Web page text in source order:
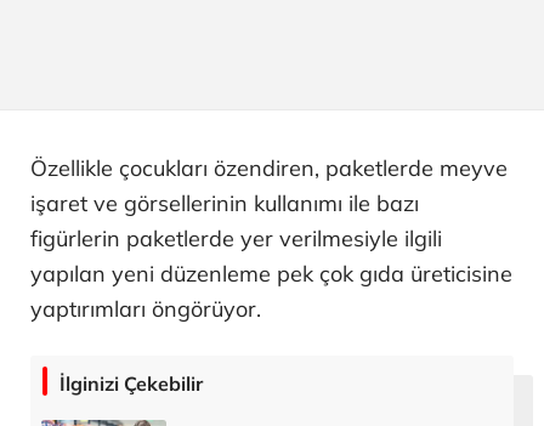
Özellikle çocukları özendiren, paketlerde meyve
işaret ve görsellerinin kullanımı ile bazı
figürlerin paketlerde yer verilmesiyle ilgili
yapılan yeni düzenleme pek çok gıda üreticisine
yaptırımları öngörüyor.
İlginizi Çekebilir